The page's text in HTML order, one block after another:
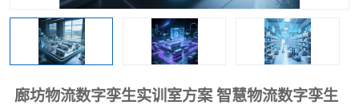
廊坊物流数字孪生实训室方案 智慧物流数字孪生